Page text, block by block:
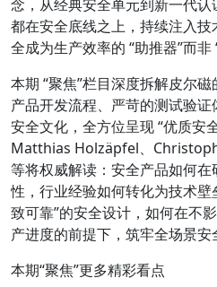
念，从经典安全单元到新一代
都在安全底线之上，持续注入
全成为生产效率的 “助推器”而非
本期 “聚焦”栏目深度拆解皮尔
产品开发流程、严苛的测试验
安全文化，全方位呈现 “优质安
Matthias Holzäpfel、
等将权威解读：安全产品如何
性，行业经验如何转化为技术壁
致可靠”的安全设计，如何在不
产进度的前提下，筑牢全场景安
本期“聚焦”更多精彩看点